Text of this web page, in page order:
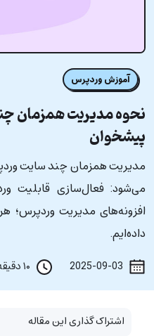
آموزش وردپرس
مدیریت همزمان
همزمان چند سایت
فعال‌سازی قابلیت
مدیریت وردپرس؛ هر
2025-09-03 ۱۰ دقیقه
اشتراک گذاری این مقاله